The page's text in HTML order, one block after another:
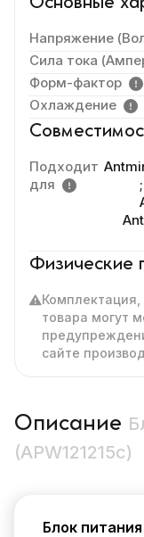
Напряжение
Сила тока
Форм-фактор
Охлаждение
Подходит
для
;
Физические
товара могут
сайте
Описание
(APW121215c)
Блок